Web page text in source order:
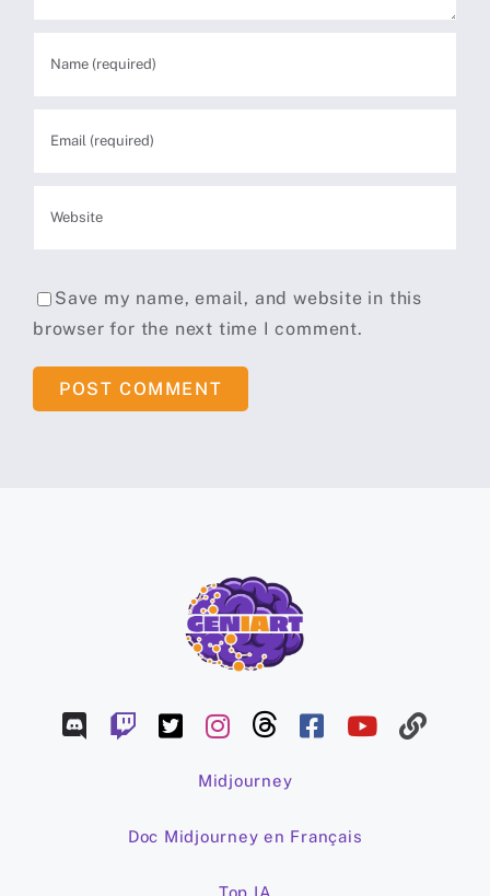
Save my name, email, and website in this
browser for the next time I comment.
Midjourney
Doc Midjourney en Français